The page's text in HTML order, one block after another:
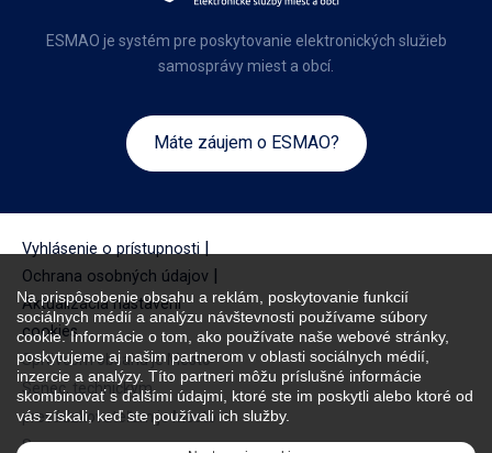
Na prispôsobenie obsahu a reklám, poskytovanie funkcií
sociálnych médií a analýzu návštevnosti používame súbory
cookie. Informácie o tom, ako používate naše webové stránky,
poskytujeme aj našim partnerom v oblasti sociálnych médií,
inzercie a analýzy. Títo partneri môžu príslušné informácie
skombinovať s ďalšími údajmi, ktoré ste im poskytli alebo ktoré od
vás získali, keď ste používali ich služby.
ESMAO je systém pre poskytovanie elektronických služieb
samosprávy miest a obcí.
Máte záujem o ESMAO?
Vyhlásenie o prístupnosti
Ochrana osobných údajov
Aktualizácia nastavení
cookies
Správcom obsahu je Mesto
Senec, technickým
prevádzkovateľom je Mesto
Senec.